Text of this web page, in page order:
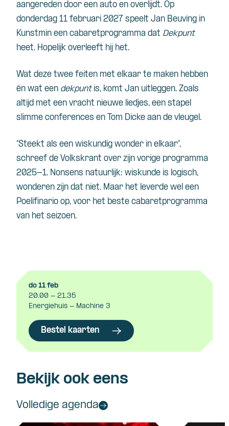
aangereden door een auto en overlijdt. Op
donderdag 11 februari 2027 speelt Jan Beuving in
Kunstmin een cabaretprogramma dat Dekpunt
heet. Hopelijk overleeft hij het.
Wat deze twee feiten met elkaar te maken hebben
én wat een dekpuntis, komt Jan uitleggen. Zoals
altijd met een vracht nieuwe liedjes, een stapel
slimme conferences en Tom Dicke aan de vleugel.
“Steekt als een wiskundig wonder in elkaar”,
schreef de Volkskrant over zijn vorige programma
2025-1. Nonsens natuurlijk: wiskunde is logisch,
wonderen zijn dat niet. Maar het leverde wel een
Poelifinario op, voor het beste cabaretprogramma
van het seizoen.
do 11 feb
20.00 - 21.35
Energiehuis - Machine 3
Bestel kaarten
Bekijk ook eens
Volledige agenda